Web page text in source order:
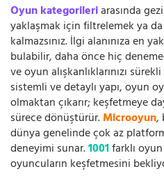
Oyun kategorileriarasında
yaklaşmak için filtrelemek ya
kalmazsınız. İlgi alanınıza en
bulabilir, daha önce hiç
ve oyun alışkanlıklarınızı
sistemli ve detaylı yapı, oyun
olmaktan çıkarır; keşfetmeye
sürece dönüştürür.Microoyun,
dünya genelinde çok az
deneyimi sunar.1001farklı
oyuncuların keşfetmesini